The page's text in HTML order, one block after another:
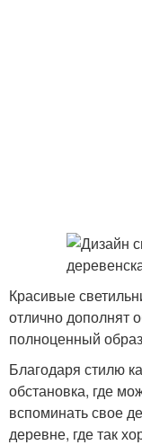
Красивые
отлично дополнят
полноценный
Благодаря стилю
обстановка, где
вспоминать свое
деревне, где так